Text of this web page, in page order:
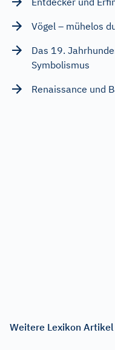
Vögel – mühelos
Das 19.
Symbolismus
Renaissance und
Weitere Lexikon Artikel